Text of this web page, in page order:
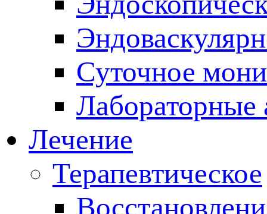
Суточное
Лабораторные
Лечение
Терапевтическое